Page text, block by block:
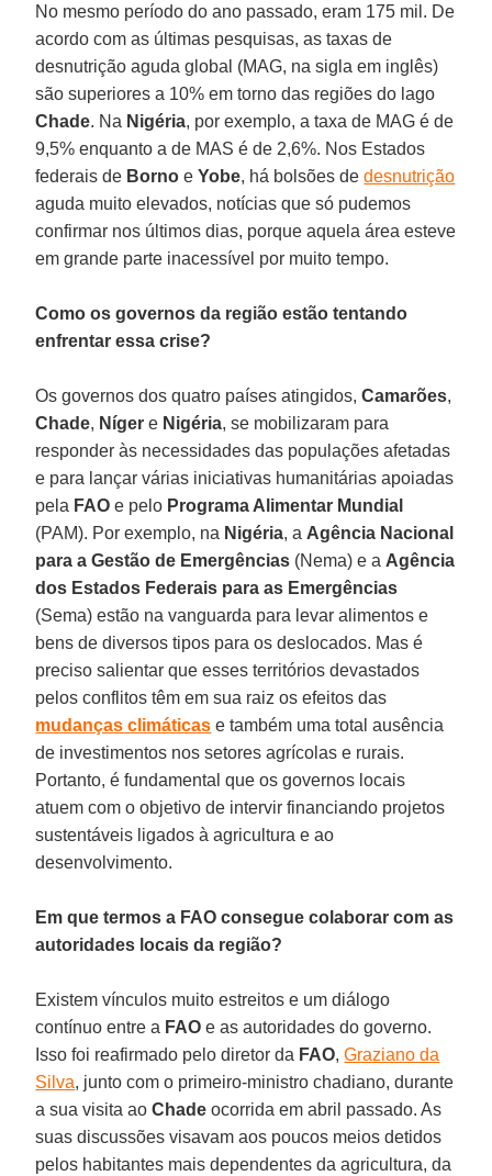
No mesmo período do ano passado, eram 175 mil. De
acordo com as últimas pesquisas, as taxas de
desnutrição aguda global (MAG, na sigla em inglês)
são superiores a 10% em torno das regiões do lago
Chade. Na Nigéria, por exemplo, a taxa de MAG é de
9,5% enquanto a de MAS é de 2,6%. Nos Estados
federais de Borno eYobe, há bolsões dedesnutrição
aguda muito elevados, notícias que só pudemos
confirmar nos últimos dias, porque aquela área esteve
em grande parte inacessível por muito tempo.
Como os governos da região estão tentando
enfrentar essa crise?
Os governos dos quatro países atingidos,Camarões,
Chade, Níger e Nigéria, se mobilizaram para
responder às necessidades das populações afetadas
e para lançar várias iniciativas humanitárias apoiadas
pela FAO e pelo Programa Alimentar Mundial
(PAM). Por exemplo, na Nigéria, a Agência Nacional
para a Gestão de Emergências (Nema) e a Agência
dos Estados Federais para as Emergências
(Sema) estão na vanguarda para levar alimentos e
bens de diversos tipos para os deslocados. Mas é
preciso salientar que esses territórios devastados
pelos conflitos têm em sua raiz os efeitos das
mudanças climáticas e também uma total ausência
de investimentos nos setores agrícolas e rurais.
Portanto, é fundamental que os governos locais
atuem com o objetivo de intervir financiando projetos
sustentáveis ligados à agricultura e ao
desenvolvimento.
Em que termos a FAO consegue colaborar com as
autoridades locais da região?
Existem vínculos muito estreitos e um diálogo
contínuo entre a FAO e as autoridades do governo.
Isso foi reafirmado pelo diretor da FAO,Graziano da
Silva, junto com o primeiro-ministro chadiano, durante
a sua visita aoChade ocorrida em abril passado. As
suas discussões visavam aos poucos meios detidos
pelos habitantes mais dependentes da agricultura, da